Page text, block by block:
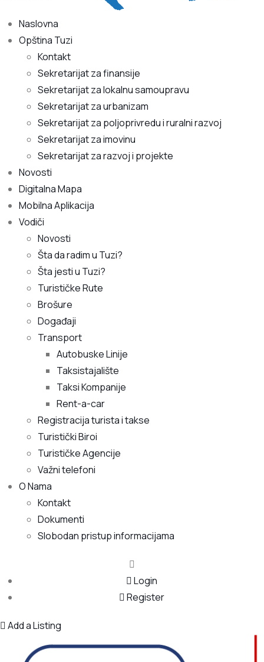
Naslovna
Opština Tuzi
Kontakt
Sekretarijat za finansije
Sekretarijat za lokalnu samoupravu
Sekretarijat za urbanizam
Sekretarijat za poljoprivredu i ruralni razvoj
Sekretarijat za imovinu
Sekretarijat za razvoj i projekte
Novosti
Digitalna Mapa
Mobilna Aplikacija
Vodiči
Novosti
Šta da radim u Tuzi?
Šta jesti u Tuzi?
Turističke Rute
Brošure
Događaji
Transport
Autobuske Linije
Taksistajalište
Taksi Kompanije
Rent-a-car
Registracija turista i takse
Turistički Biroi
Turističke Agencije
Važni telefoni
O Nama
Kontakt
Dokumenti
Slobodan pristup informacijama
Login
Register
Add a Listing